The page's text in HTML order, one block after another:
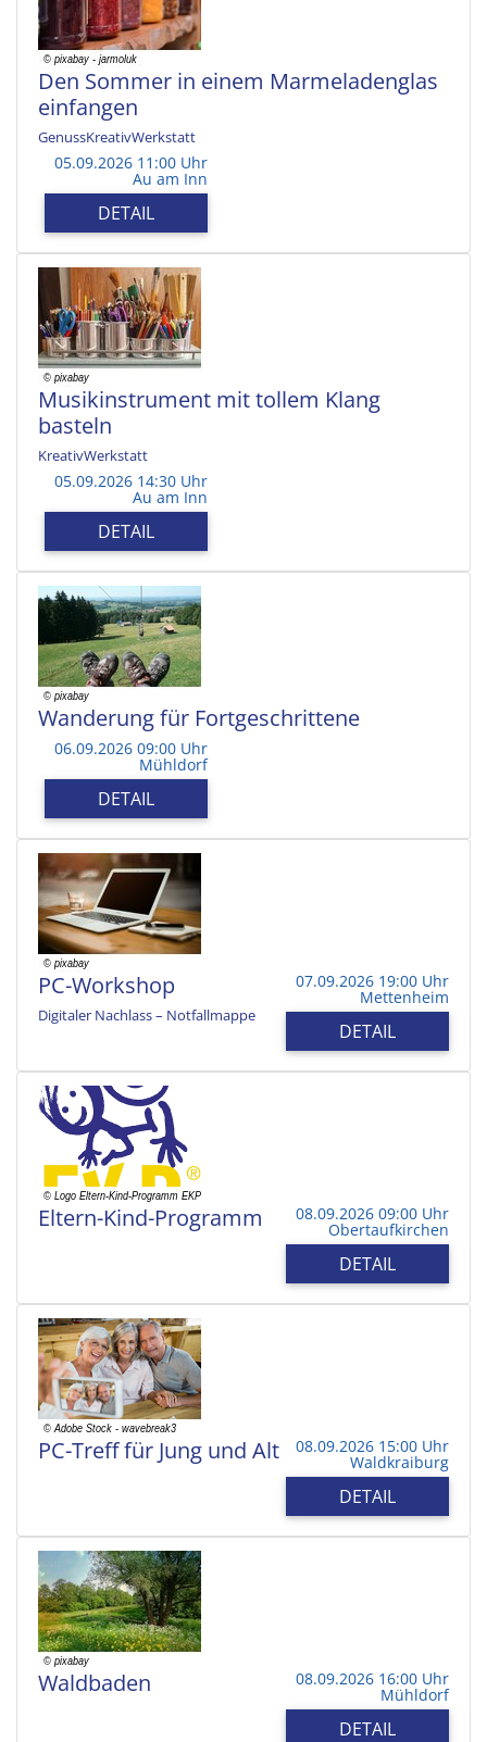
Den Sommer in einem Marmeladenglas
einfangen
GenussKreativWerkstatt
05.09.2026 11:00 Uhr
Au am Inn
DETAIL
Musikinstrument mit tollem Klang
basteln
KreativWerkstatt
05.09.2026 14:30 Uhr
Au am Inn
DETAIL
Wanderung für Fortgeschrittene
06.09.2026 09:00 Uhr
Mühldorf
DETAIL
PC-Workshop
Digitaler Nachlass – Notfallmappe
07.09.2026 19:00 Uhr
Mettenheim
DETAIL
Eltern-Kind-Programm 08.09.2026 09:00 Uhr
Obertaufkirchen
DETAIL
PC-Treff für Jung und Alt 08.09.2026 15:00 Uhr
Waldkraiburg
DETAIL
Waldbaden 08.09.2026 16:00 Uhr
Mühldorf
DETAIL